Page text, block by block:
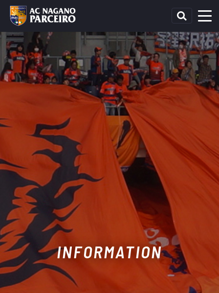
INFORMATION